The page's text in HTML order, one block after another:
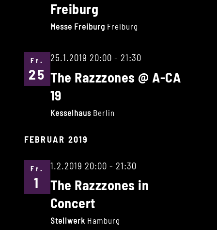
Freiburg
Messe Freiburg Freiburg
Fr.
25
25.1.2019 20:00 - 21:30
The Razzzones @ A-CA
19
Kesselhaus Berlin
FEBRUAR 2019
Fr.
1
1.2.2019 20:00 - 21:30
The Razzzones in
Concert
Stellwerk Hamburg